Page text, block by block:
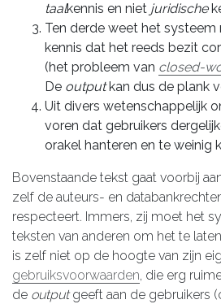
taalkennis en niet juridische
Ten derde weet het systeem
kennis dat het reeds bezit
(het probleem van closed-
De outputkan dus de plank
Uit divers wetenschappelijk
voren dat gebruikers
orakel hanteren en te weinig
Bovenstaande tekst gaat voorbij
zelf de auteurs- en
respecteert. Immers, zij moet het
teksten van anderen om het te
is zelf niet op de hoogte van zijn
gebruiksvoorwaarden, die erg
de outputgeeft aan de gebruikers